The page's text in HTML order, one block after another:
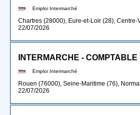
Emploi Intermarché
Chartres (28000), Eure-et-Loir (28), Centre-
22/07/2026
INTERMARCHE - COMPTABLE
Emploi Intermarché
Rouen (76000), Seine-Maritime (76),
22/07/2026